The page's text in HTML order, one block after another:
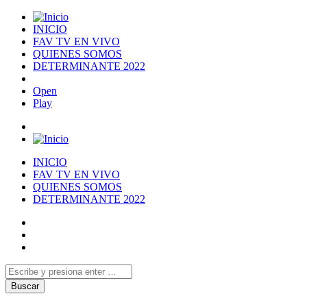
INICIO
FAV TV EN VIVO
QUIENES SOMOS
DETERMINANTE 2022
Open
Play
INICIO
FAV TV EN VIVO
QUIENES SOMOS
DETERMINANTE 2022